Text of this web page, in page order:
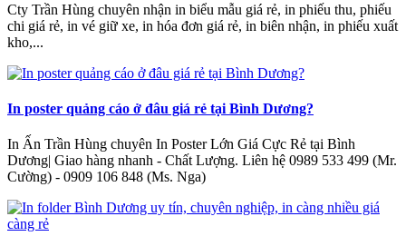
Cty Trần Hùng chuyên nhận in biểu mẫu giá rẻ, in phiếu thu, phiếu
chi giá rẻ, in vé giữ xe, in hóa đơn giá rẻ, in biên nhận, in phiếu xuất
kho,...
In poster quảng cáo ở đâu giá rẻ tại Bình Dương?
In Ấn Trần Hùng chuyên In Poster Lớn Giá Cực Rẻ tại Bình
Dương| Giao hàng nhanh - Chất Lượng‎. Liên hệ 0989 533 499 (Mr.
Cường) - 0909 106 848 (Ms. Nga)